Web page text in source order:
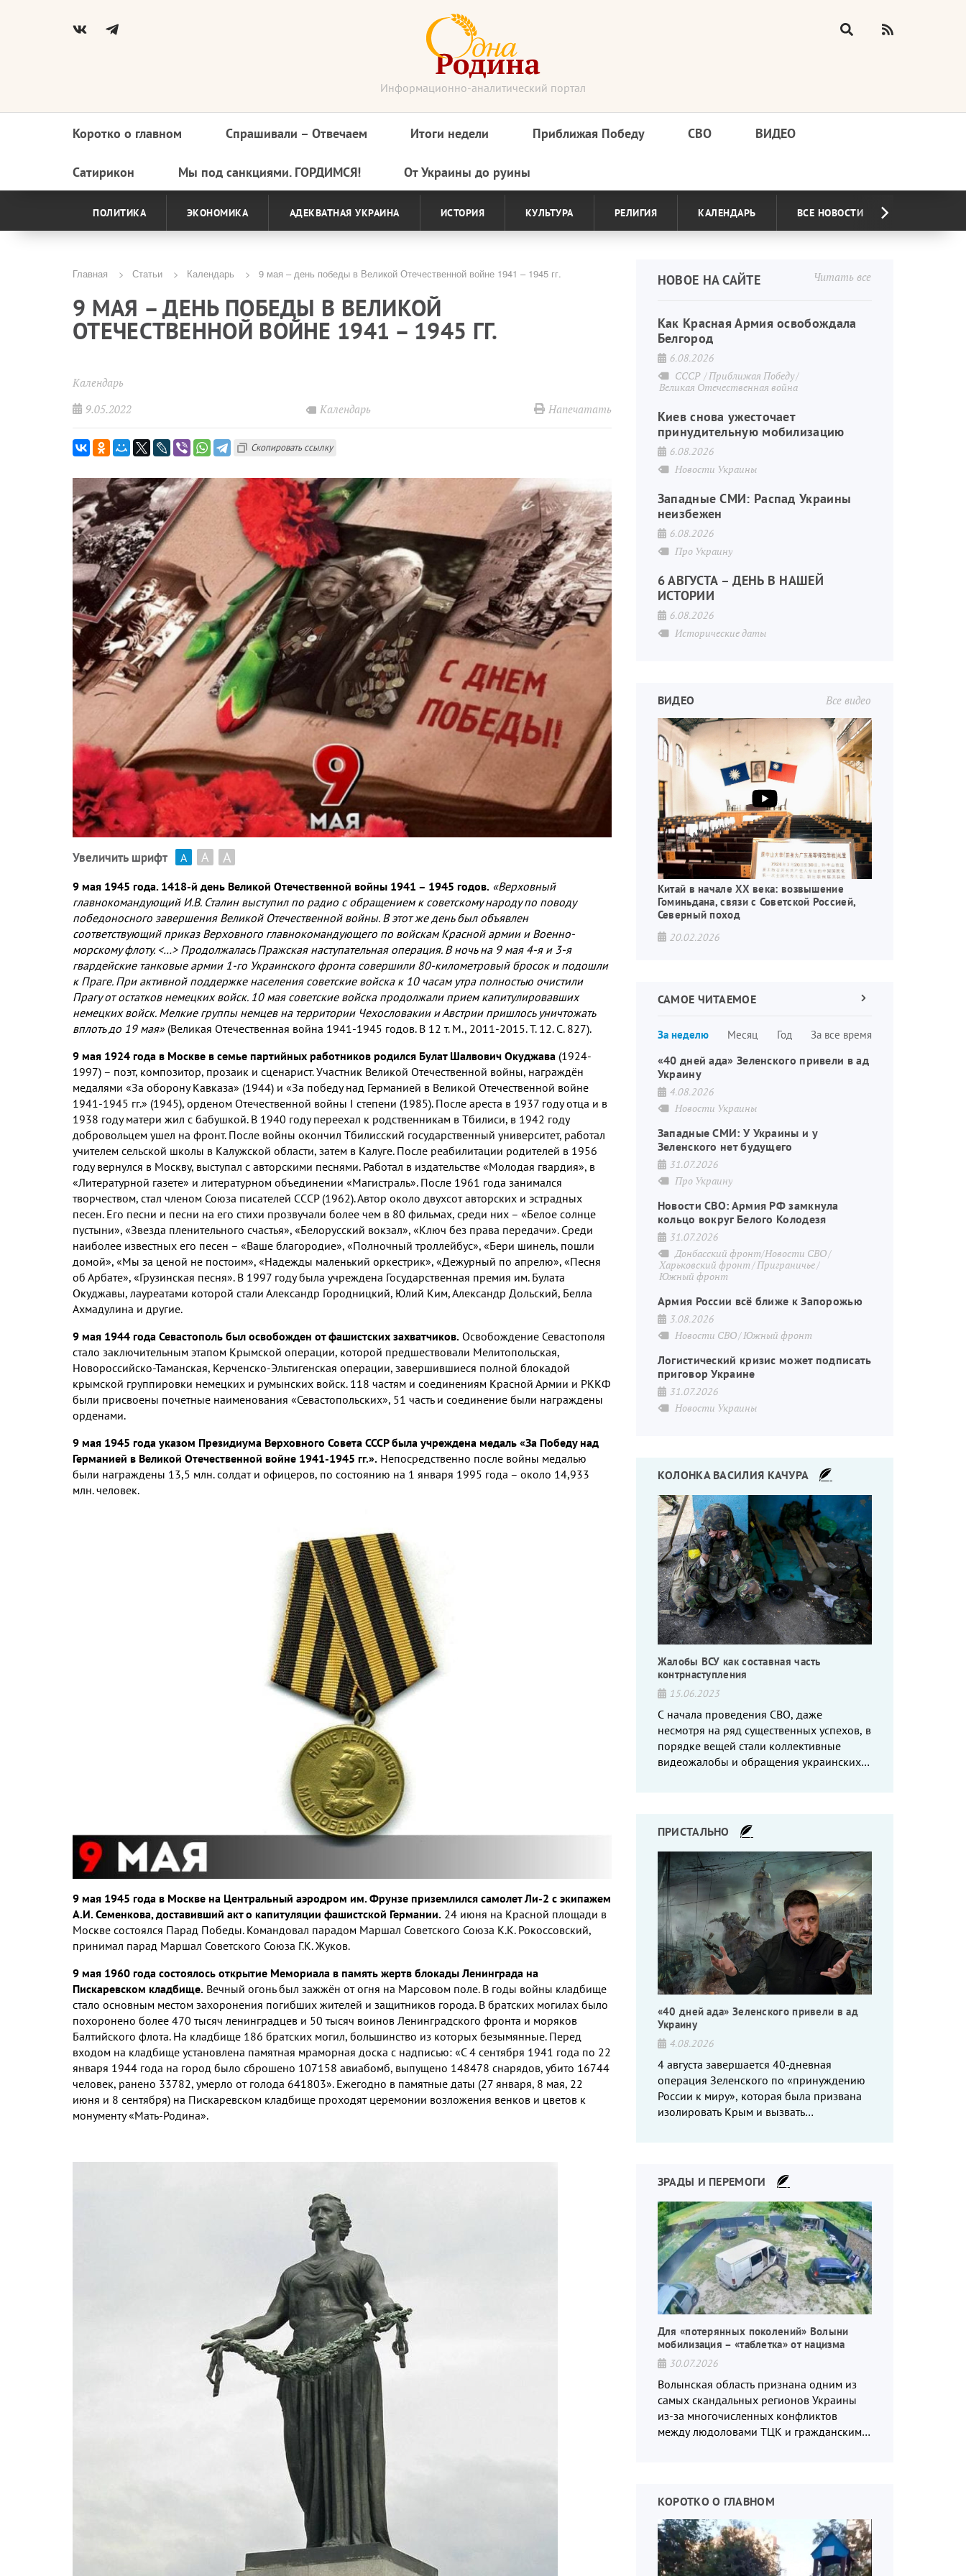
Информационно-аналитический портал
Основная
навигация
Коротко о главном Спрашивали – Отвечаем Итоги недели Приближая Победу СВО ВИДЕО
Сатирикон Мы под санкциями. ГОРДИМСЯ! От Украины до руины
ПОЛИТИКА ЭКОНОМИКА АДЕКВАТНАЯ УКРАИНА ИСТОРИЯ КУЛЬТУРА РЕЛИГИЯ КАЛЕНДАРЬ ВСЕ НОВОСТИ
Строка
навигации
Главная Статьи Календарь 9 мая – день победы в Великой Отечественной войне 1941 – 1945 гг.
9 МАЯ – ДЕНЬ ПОБЕДЫ В ВЕЛИКОЙ
ОТЕЧЕСТВЕННОЙ ВОЙНЕ 1941 – 1945 ГГ.
Календарь
9.05.2022
Календарь Напечатать
Скопировать ссылку
Увеличить шрифт А А А
9 мая 1945 года. 1418-й день Великой Отечественной войны 1941 – 1945 годов. «Верховный
главнокомандующий И.В. Сталин выступил по радио с обращением к советскому народу по поводу
победоносного завершения Великой Отечественной войны. В этот же день был объявлен
соответствующий приказ Верховного главнокомандующего по войскам Красной армии и Военно-
морскому флоту. <…> Продолжалась Пражская наступательная операция. В ночь на 9 мая 4-я и 3-я
гвардейские танковые армии 1-го Украинского фронта совершили 80-километровый бросок и подошли
к Праге. При активной поддержке населения советские войска к 10 часам утра полностью очистили
Прагу от остатков немецких войск. 10 мая советские войска продолжали прием капитулировавших
немецких войск. Мелкие группы немцев на территории Чехословакии и Австрии пришлось уничтожать
вплоть до 19 мая» (Великая Отечественная война 1941-1945 годов. В 12 т. М., 2011-2015. Т. 12. С. 827).
9 мая 1924 года в Москве в семье партийных работников родился Булат Шалвович Окуджава (1924-
1997) – поэт, композитор, прозаик и сценарист. Участник Великой Отечественной войны, награждён
медалями «За оборону Кавказа» (1944) и «За победу над Германией в Великой Отечественной войне
1941-1945 гг.» (1945), орденом Отечественной войны I степени (1985). После ареста в 1937 году отца и в
1938 году матери жил с бабушкой. В 1940 году переехал к родственникам в Тбилиси, в 1942 году
добровольцем ушел на фронт. После войны окончил Тбилисский государственный университет, работал
учителем сельской школы в Калужской области, затем в Калуге. После реабилитации родителей в 1956
году вернулся в Москву, выступал с авторскими песнями. Работал в издательстве «Молодая гвардия», в
«Литературной газете» и литературном объединении «Магистраль». После 1961 года занимался
творчеством, стал членом Союза писателей СССР (1962). Автор около двухсот авторских и эстрадных
песен. Его песни и песни на его стихи прозвучали более чем в 80 фильмах, среди них – «Белое солнце
пустыни», «Звезда пленительного счастья», «Белорусский вокзал», «Ключ без права передачи». Среди
наиболее известных его песен – «Ваше благородие», «Полночный троллейбус», «Бери шинель, пошли
домой», «Мы за ценой не постоим», «Надежды маленький оркестрик», «Дежурный по апрелю», «Песня
об Арбате», «Грузинская песня». В 1997 году была учреждена Государственная премия им. Булата
Окуджавы, лауреатами которой стали Александр Городницкий, Юлий Ким, Александр Дольский, Белла
Ахмадулина и другие.
9 мая 1944 года Севастополь был освобожден от фашистских захватчиков. Освобождение Севастополя
стало заключительным этапом Крымской операции, которой предшествовали Мелитопольская,
Новороссийско-Таманская, Керченско-Эльтигенская операции, завершившиеся полной блокадой
крымской группировки немецких и румынских войск. 118 частям и соединениям Красной Армии и РККФ
были присвоены почетные наименования «Севастопольских», 51 часть и соединение были награждены
орденами.
9 мая 1945 года указом Президиума Верховного Совета СССР была учреждена медаль «За Победу над
Германией в Великой Отечественной войне 1941-1945 гг.». Непосредственно после войны медалью
были награждены 13,5 млн. солдат и офицеров, по состоянию на 1 января 1995 года – около 14,933
млн. человек.
9 мая 1945 года в Москве на Центральный аэродром им. Фрунзе приземлился самолет Ли-2 с экипажем
А.И. Семенкова, доставивший акт о капитуляции фашистской Германии. 24 июня на Красной площади в
Москве состоялся Парад Победы. Командовал парадом Маршал Советского Союза К.К. Рокоссовский,
принимал парад Маршал Советского Союза Г.К. Жуков.
9 мая 1960 года состоялось открытие Мемориала в память жертв блокады Ленинграда на
Пискаревском кладбище. Вечный огонь был зажжён от огня на Марсовом поле. В годы войны кладбище
стало основным местом захоронения погибших жителей и защитников города. В братских могилах было
похоронено более 470 тысяч ленинградцев и 50 тысяч воинов Ленинградского фронта и моряков
Балтийского флота. На кладбище 186 братских могил, большинство из которых безымянные. Перед
входом на кладбище установлена памятная мраморная доска с надписью: «С 4 сентября 1941 года по 22
января 1944 года на город было сброшено 107158 авиабомб, выпущено 148478 снарядов, убито 16744
человек, ранено 33782, умерло от голода 641803». Ежегодно в памятные даты (27 января, 8 мая, 22
июня и 8 сентября) на Пискаревском кладбище проходят церемонии возложения венков и цветов к
монументу «Мать-Родина».
Читать все
НОВОЕ НА САЙТЕ
Как Красная Армия освобождала
Белгород
6.08.2026
СССР Приближая Победу
Великая Отечественная война
Киев снова ужесточает
принудительную мобилизацию
6.08.2026
Новости Украины
Западные СМИ: Распад Украины
неизбежен
6.08.2026
Про Украину
6 АВГУСТА – ДЕНЬ В НАШЕЙ
ИСТОРИИ
6.08.2026
Исторические даты
Все видео
ВИДЕО
Китай в начале XX века: возвышение
Гоминьдана, связи с Советской Россией,
Северный поход
20.02.2026
САМОЕ ЧИТАЕМОЕ
За неделю Месяц Год За все времястраниц
Следующая
«40 дней ада» Зеленского привели в ад
Украину
4.08.2026
Новости Украины
Западные СМИ: У Украины и у
Зеленского нет будущего
31.07.2026
Про Украину
Новости СВО: Армия РФ замкнула
кольцо вокруг Белого Колодезя
31.07.2026
Донбасский фронт/Новости СВО
Харьковский фронт Приграничье
Южный фронт
Армия России всё ближе к Запорожью
3.08.2026
Новости СВО Южный фронт
Логистический кризис может подписать
приговор Украине
31.07.2026
Новости Украины
КОЛОНКА ВАСИЛИЯ КАЧУРА
Жалобы ВСУ как составная часть
контрнаступления
15.06.2023
С начала проведения СВО, даже
несмотря на ряд существенных успехов, в
порядке вещей стали коллективные
видеожалобы и обращения украинских
ПРИСТАЛЬНО
«40 дней ада» Зеленского привели в ад
Украину
4.08.2026
4 августа завершается 40-дневная
операция Зеленского по «принуждению
России к миру», которая была призвана
изолировать Крым и вызвать
ЗРАДЫ И ПЕРЕМОГИ
Для «потерянных поколений» Волыни
мобилизация – «таблетка» от нацизма
30.07.2026
Волынская область признана одним из
самых скандальных регионов Украины
из-за многочисленных конфликтов
между людоловами ТЦК и гражданским
КОРОТКО О ГЛАВНОМ